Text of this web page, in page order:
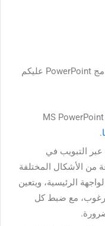
من أجل إنشاء خريطة ذهنية ppt عبر برنامج PowerPoint عليكم
في البداية يتعين عليكم فتح برنامج MS PowerPoint
.
التبويب في
من الأشكال المختلفة
الرئيسية، ويتعين
مع ضبط كل